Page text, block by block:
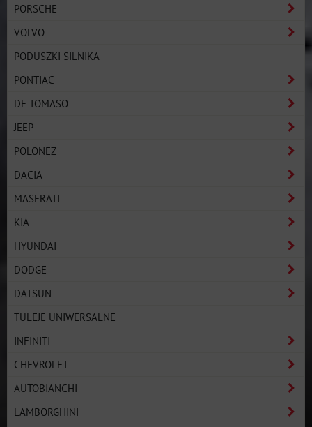
PORSCHE
VOLVO
PODUSZKI SILNIKA
PONTIAC
DE TOMASO
JEEP
POLONEZ
DACIA
MASERATI
KIA
HYUNDAI
DODGE
DATSUN
TULEJE UNIWERSALNE
INFINITI
CHEVROLET
AUTOBIANCHI
LAMBORGHINI